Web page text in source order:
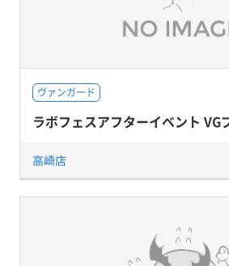
ヴァンガード
ラボフェスアフターイベント VG
高崎店